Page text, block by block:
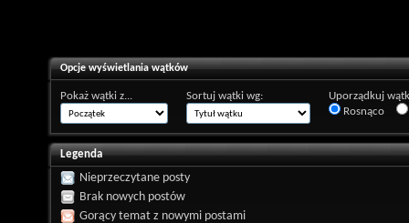
Opcje wyświetlania wątków
Pokaż wątki z... Sortuj wątki wg:
Uporządkuj
Rosnąco
Legenda
Nieprzeczytane posty
Brak nowych postów
Gorący temat z nowymi postami